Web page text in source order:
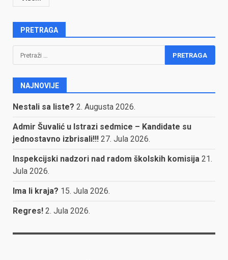
PRETRAGA
Pretraga:
NAJNOVIJE
Nestali sa liste? 2. Augusta 2026.
Admir Šuvalić u Istrazi sedmice – Kandidate su
jednostavno izbrisali!!! 27. Jula 2026.
Inspekcijski nadzori nad radom školskih komisija 21.
Jula 2026.
Ima li kraja? 15. Jula 2026.
Regres! 2. Jula 2026.